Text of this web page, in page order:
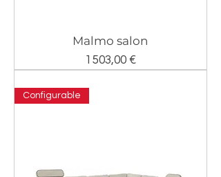
Malmo salon
Prix
1 503,00 €
Configurable